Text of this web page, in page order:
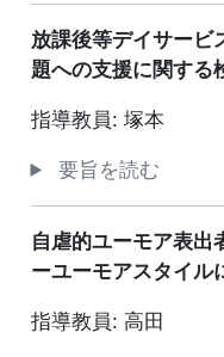
放課後等デイサービ
題への支援に関する
指導教員: 塚本
要旨を読む
自虐的ユーモア表出
ーユーモアスタイル
指導教員: 高田